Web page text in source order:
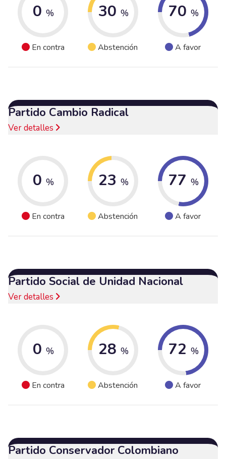
0 %
En contra
30 %
Abstención
70 %
A favor
Partido Cambio Radical
Ver detalles
0 %
En contra
23 %
Abstención
77 %
A favor
Partido Social de Unidad Nacional
Ver detalles
0 %
En contra
28 %
Abstención
72 %
A favor
Partido Conservador Colombiano